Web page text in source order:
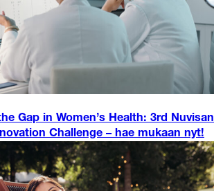
Gap in Women’s Health: 3rd Nuvisan
Challenge – hae mukaan nyt!